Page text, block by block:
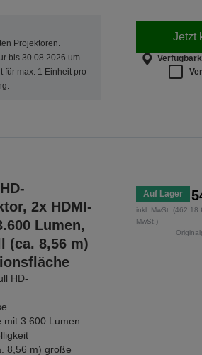
Projektoren.
bis 30.08.2026 um
für max. 1 Einheit pro
Jetzt
2x HDMI-
Lumen,
(ca. 8,56 m)
HD-
mit 3.600 Lumen
8,56 m) große
Auf Lager
inkl. MwSt. (462,18
MwSt.)